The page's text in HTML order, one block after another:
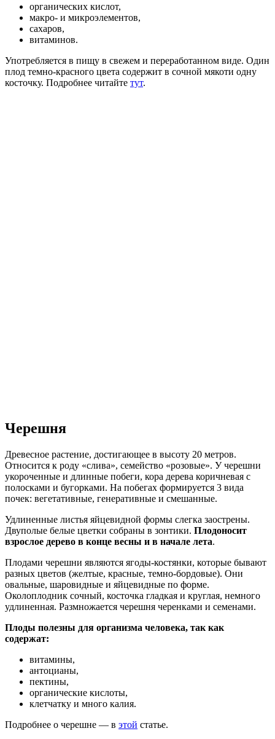
органических кислот,
макро- и микроэлементов,
сахаров,
витаминов.
Употребляется в пищу в свежем и переработанном виде. Один
плод темно-красного цвета содержит в сочной мякоти одну
косточку. Подробнее читайте тут.
Черешня
Древесное растение, достигающее в высоту 20 метров.
Относится к роду «слива», семейство «розовые». У черешни
укороченные и длинные побеги, кора дерева коричневая с
полосками и бугорками. На побегах формируется 3 вида
почек: вегетативные, генеративные и смешанные.
Удлиненные листья яйцевидной формы слегка заострены.
Двуполые белые цветки собраны в зонтики. Плодоносит
взрослое дерево в конце весны и в начале лета.
Плодами черешни являются ягоды-костянки, которые бывают
разных цветов (желтые, красные, темно-бордовые). Они
овальные, шаровидные и яйцевидные по форме.
Околоплодник сочный, косточка гладкая и круглая, немного
удлиненная. Размножается черешня черенками и семенами.
Плоды полезны для организма человека, так как
содержат:
витамины,
антоцианы,
пектины,
органические кислоты,
клетчатку и много калия.
Подробнее о черешне — в этой статье.